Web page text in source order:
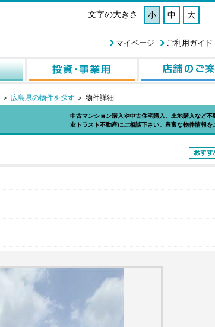
文字の大きさ 小 中 大
ご利用ガイド
マイページ
＞ 広島県の物件を探す ＞ 物件詳細
中古マンション購入や中古住宅購入、土地購入など
友トラスト不動産にご相談下さい。豊富な物件情報を